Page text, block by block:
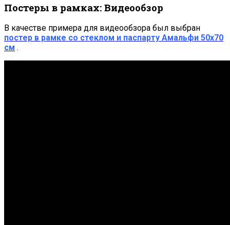
Постеры в рамках: Видеообзор
В качестве примера для видеообзора был выбран
постер в рамке со стеклом и паспарту Амальфи 50х70
см .